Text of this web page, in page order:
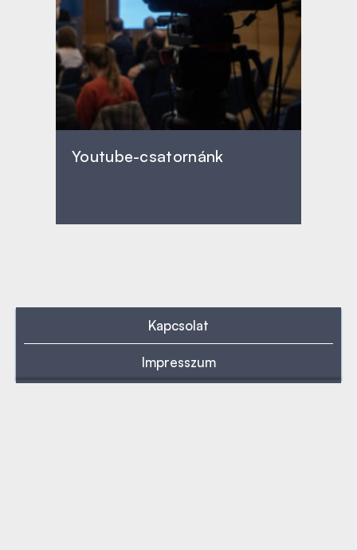
Youtube-csatornánk
Kapcsolat
Impresszum